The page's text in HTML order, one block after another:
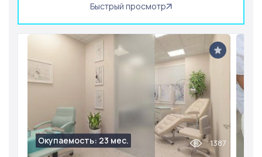
Быстрый просмотр
Окупаемость: 23 мес. 1387